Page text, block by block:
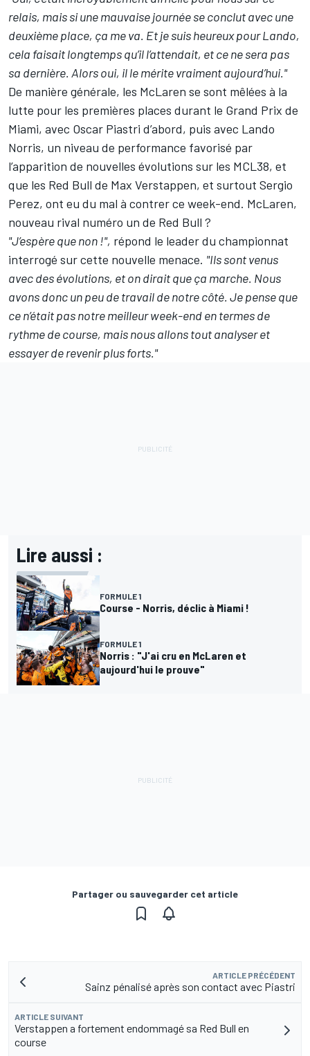
relais, mais si une mauvaise journée se conclut avec une
deuxième place, ça me va. Et je suis heureux pour Lando,
cela faisait longtemps qu’il l’attendait, et ce ne sera pas
sa dernière. Alors oui, il le mérite vraiment aujourd’hui."
De manière générale, les McLaren se sont mêlées à la
lutte pour les premières places durant le Grand Prix de
Miami, avec Oscar Piastri d’abord, puis avec Lando
Norris, un niveau de performance favorisé par
l’apparition de nouvelles évolutions sur les MCL38, et
que les Red Bull de Max Verstappen, et surtout Sergio
Perez, ont eu du mal à contrer ce week-end. McLaren,
nouveau rival numéro un de Red Bull ?
"J’espère que non !", répond le leader du championnat
interrogé sur cette nouvelle menace. "Ils sont venus
avec des évolutions, et on dirait que ça marche. Nous
avons donc un peu de travail de notre côté. Je pense que
ce n’était pas notre meilleur week-end en termes de
rythme de course, mais nous allons tout analyser et
essayer de revenir plus forts."
Lire aussi :
FORMULE 1
Course - Norris, déclic à Miami !
FORMULE 1
Norris : "J'ai cru en McLaren et
aujourd'hui le prouve"
Partager ou sauvegarder cet article
ARTICLE PRÉCÉDENT
Sainz pénalisé après son contact avec Piastri
ARTICLE SUIVANT
Verstappen a fortement endommagé sa Red Bull en
course